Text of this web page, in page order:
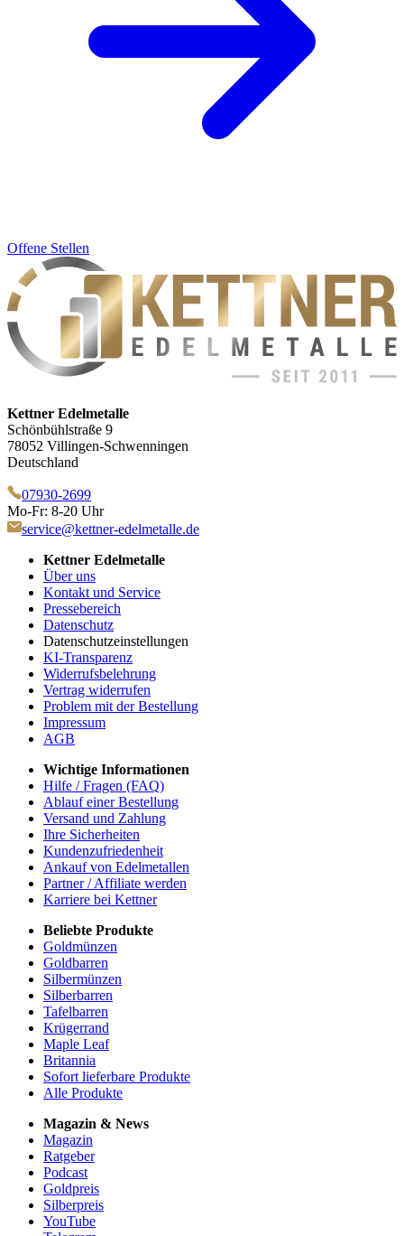
Offene Stellen
Kettner Edelmetalle
Schönbühlstraße 9
78052 Villingen-Schwenningen
Deutschland
07930-2699
Mo-Fr: 8-20 Uhr
service@kettner-edelmetalle.de
Kettner Edelmetalle
Über uns
Kontakt und Service
Pressebereich
Datenschutz
Datenschutzeinstellungen
KI-Transparenz
Widerrufsbelehrung
Vertrag widerrufen
Problem mit der Bestellung
Impressum
AGB
Wichtige Informationen
Hilfe / Fragen (FAQ)
Ablauf einer Bestellung
Versand und Zahlung
Ihre Sicherheiten
Kundenzufriedenheit
Ankauf von Edelmetallen
Partner / Affiliate werden
Karriere bei Kettner
Beliebte Produkte
Goldmünzen
Goldbarren
Silbermünzen
Silberbarren
Tafelbarren
Krügerrand
Maple Leaf
Britannia
Sofort lieferbare Produkte
Alle Produkte
Magazin & News
Magazin
Ratgeber
Podcast
Goldpreis
Silberpreis
YouTube